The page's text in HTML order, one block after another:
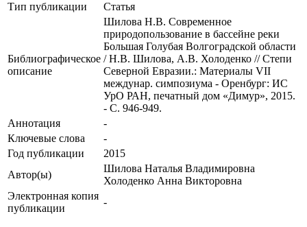
Тип публикации
Статья
Библиографическое
описание
Шилова Н.В. Современное
природопользование в бассейне реки
Большая Голубая Волгоградской области
/ Н.В. Шилова, А.В. Холоденко // Степи
Северной Евразии.: Материалы VII
междунар. симпозиума - Оренбург: ИС
УрО РАН, печатный дом «Димур», 2015.
- С. 946-949.
Аннотация
-
Ключевые cлова
-
Год публикации
2015
Автор(ы)
Шилова Наталья Владимировна
Холоденко Анна Викторовна
Электронная копия
публикации
-